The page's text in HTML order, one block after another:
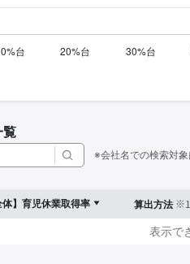
覧
※会社名での検索対
体】育児休業取得率 算出方法 ※1
表示で